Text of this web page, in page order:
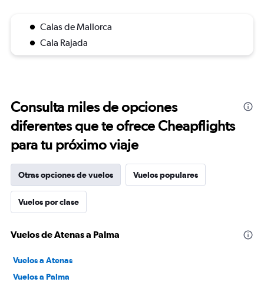
Calas de Mallorca
Cala Rajada
Consulta miles de opciones
diferentes que te ofrece Cheapflights
para tu próximo viaje
Otras opciones de vuelos Vuelos populares
Vuelos por clase
Vuelos de Atenas a Palma
Vuelos a Atenas
Vuelos a Palma